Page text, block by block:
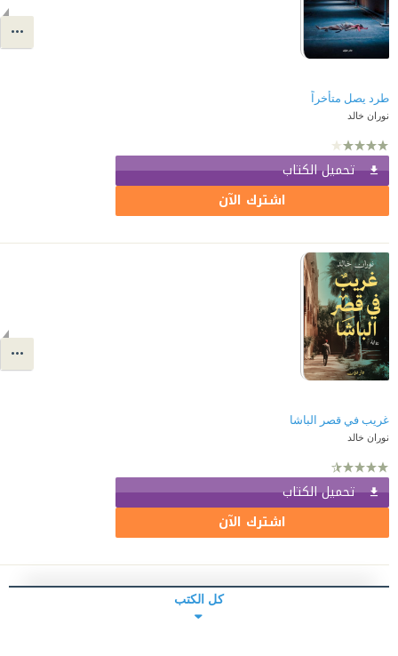
طرد يصل متأخراً
نوران خالد
تحميل الكتاب
اشترك الآن
غريب في قصر الباشا
نوران خالد
تحميل الكتاب
اشترك الآن
كل الكتب